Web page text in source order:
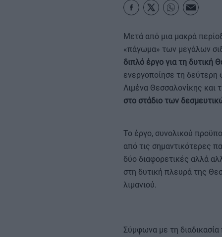
Μετά από μια μακρά
«πάγωμα» των μεγάλων
διπλό έργο για τη δυτική
ενεργοποίησε τη δεύτερη
Λιμένα Θεσσαλονίκης και
στο στάδιο των
Το έργο, συνολικού
από τις σημαντικότερες
δύο διαφορετικές αλλά
στη δυτική πλευρά της
λιμανιού.
Σύμφωνα με τη διαδικασία